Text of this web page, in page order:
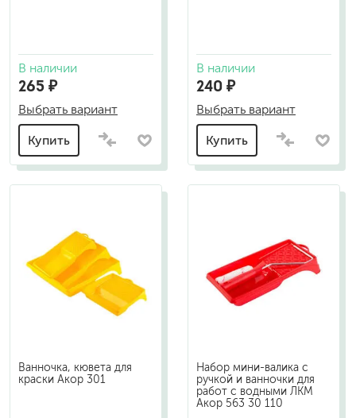
В наличии
265 ₽
Выбрать вариант
Купить
В наличии
240 ₽
Выбрать вариант
Купить
Ванночка, кювета для
краски Акор 301
Набор мини-валика с
ручкой и ванночки для
работ с водными ЛКМ
Акор 563 30 110